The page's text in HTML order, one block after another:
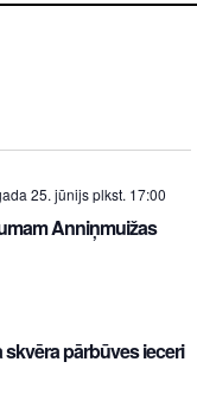
25. jūnijs plkst. 17:00
Anniņmuižas
pārbūves ieceri